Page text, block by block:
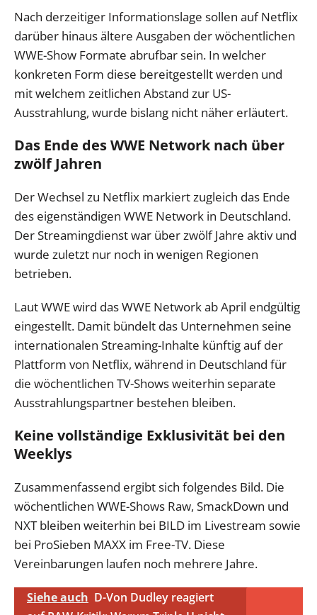
Nach derzeitiger Informationslage sollen auf Netflix
darüber hinaus ältere Ausgaben der wöchentlichen
WWE-Show Formate abrufbar sein. In welcher
konkreten Form diese bereitgestellt werden und
mit welchem zeitlichen Abstand zur US-
Ausstrahlung, wurde bislang nicht näher erläutert.
Das Ende des WWE Network nach über
zwölf Jahren
Der Wechsel zu Netflix markiert zugleich das Ende
des eigenständigen WWE Network in Deutschland.
Der Streamingdienst war über zwölf Jahre aktiv und
wurde zuletzt nur noch in wenigen Regionen
betrieben.
Laut WWE wird das WWE Network ab April endgültig
eingestellt. Damit bündelt das Unternehmen seine
internationalen Streaming-Inhalte künftig auf der
Plattform von Netflix, während in Deutschland für
die wöchentlichen TV-Shows weiterhin separate
Ausstrahlungspartner bestehen bleiben.
Keine vollständige Exklusivität bei den
Weeklys
Zusammenfassend ergibt sich folgendes Bild. Die
wöchentlichen WWE-Shows Raw, SmackDown und
NXT bleiben weiterhin bei BILD im Livestream sowie
bei ProSieben MAXX im Free-TV. Diese
Vereinbarungen laufen noch mehrere Jahre.
Siehe auch D-Von Dudley reagiert